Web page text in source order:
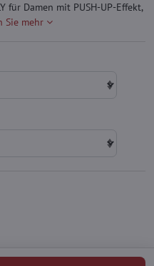
für Damen mit PUSH-UP-Effekt,
Sie mehr